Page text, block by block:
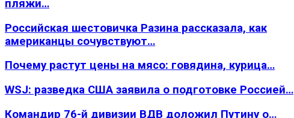
пляжи…
Российская шестовичка Разина рассказала, как
американцы сочувствуют…
Почему растут цены на мясо: говядина, курица…
WSJ: разведка США заявила о подготовке Россией…
Командир 76-й дивизии ВДВ доложил Путину о…